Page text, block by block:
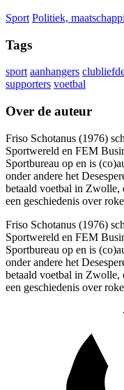
Sport Politiek,
Tags
sport aanhangers
supporters voetbal
Over de auteur
Friso Schotanus (1976)
Sportwereld en FEM
Sportbureau op en is
onder andere het
betaald voetbal in Zwolle,
een geschiedenis over
Friso Schotanus (1976)
Sportwereld en FEM
Sportbureau op en is
onder andere het
betaald voetbal in Zwolle,
een geschiedenis over